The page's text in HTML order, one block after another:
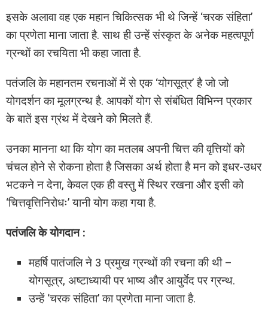
इसके अलावा वह एक महान चिकित्सक भी थे जिन्हें ‘चरक संहिता’
का प्रणेता माना जाता है. साथ ही उन्हें संस्कृत के अनेक महत्वपूर्ण
ग्रन्थों का रचयिता भी कहा जाता है.
पतंजलि के महानतम रचनाओं में से एक ‘योगसूत्र’ है जो जो
योगदर्शन का मूलग्रन्थ है. आपकों योग से संबंधित विभिन्न प्रकार
के बातें इस ग्रंथ में देखने को मिलते हैं.
उनका मानना था कि योग का मतलब अपनी चित्त की वृत्तियों को
चंचल होने से रोकना होता है जिसका अर्थ होता है मन को इधर-उधर
भटकने न देना, केवल एक ही वस्तु में स्थिर रखना और इसी को
‘चित्तवृत्तिनिरोधः’ यानी योग कहा गया है.
पतंजलि के योगदान :
महर्षि पातंजलि ने 3 प्रमुख ग्रन्थों की रचना की थी –
योगसूत्र, अष्टाध्यायी पर भाष्य और आयुर्वेद पर ग्रन्थ.
उन्हें ‘चरक संहिता’ का प्रणेता माना जाता है.